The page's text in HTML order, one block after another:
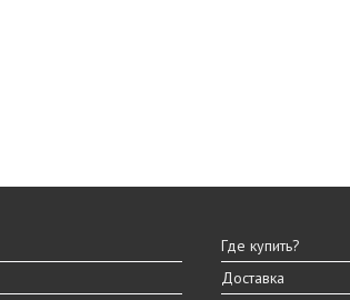
Где купить?
Доставка